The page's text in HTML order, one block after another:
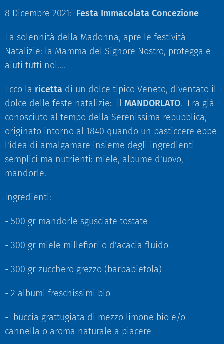
8 Dicembre 2021: Festa Immacolata Concezione
La solennità della Madonna, apre le festività
Natalizie: la Mamma del Signore Nostro, protegga e
aiuti tutti noi....
Ecco la ricetta di un dolce tipico Veneto, diventato il
dolce delle feste natalizie: il MANDORLATO. Era già
conosciuto al tempo della Serenissima repubblica,
originato intorno al 1840 quando un pasticcere ebbe
l'idea di amalgamare insieme degli ingredienti
semplici ma nutrienti: miele, albume d'uovo,
mandorle.
Ingredienti:
- 500 gr mandorle sgusciate tostate
- 300 gr miele millefiori o d'acacia fluido
- 300 gr zucchero grezzo (barbabietola)
- 2 albumi freschissimi bio
- buccia grattugiata di mezzo limone bio e/o
cannella o aroma naturale a piacere